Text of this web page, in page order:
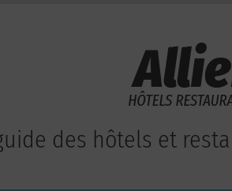
des hôtels et